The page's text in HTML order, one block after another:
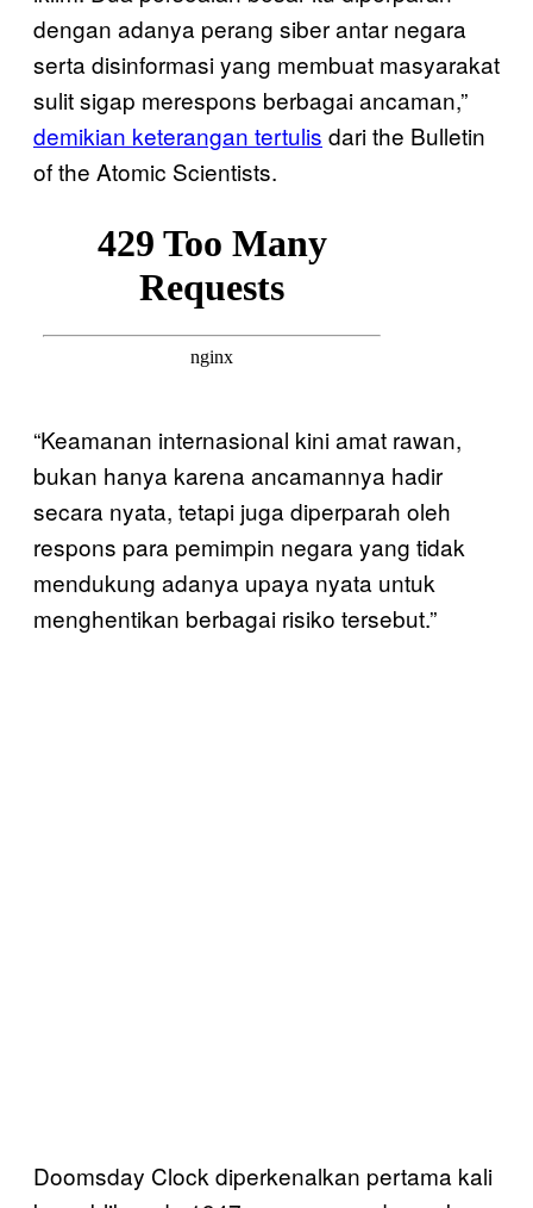
dengan adanya perang siber antar negara
serta disinformasi yang membuat masyarakat
sulit sigap merespons berbagai ancaman,”
demikian keterangan tertulis dari the Bulletin
of the Atomic Scientists.
“Keamanan internasional kini amat rawan,
bukan hanya karena ancamannya hadir
secara nyata, tetapi juga diperparah oleh
respons para pemimpin negara yang tidak
mendukung adanya upaya nyata untuk
menghentikan berbagai risiko tersebut.”
Doomsday Clock diperkenalkan pertama kali